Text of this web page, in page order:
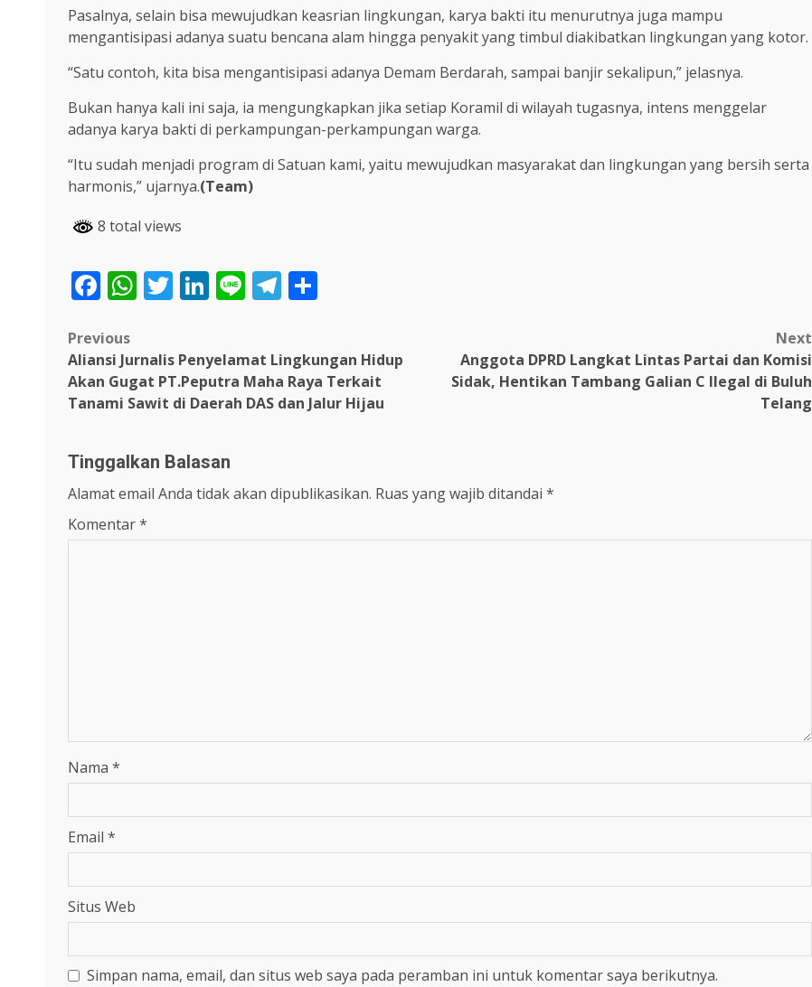
Pasalnya, selain bisa mewujudkan keasrian lingkungan, karya bakti itu menurutnya juga mampu
mengantisipasi adanya suatu bencana alam hingga penyakit yang timbul diakibatkan lingkungan yang kotor.
“Satu contoh, kita bisa mengantisipasi adanya Demam Berdarah, sampai banjir sekalipun,” jelasnya.
Bukan hanya kali ini saja, ia mengungkapkan jika setiap Koramil di wilayah tugasnya, intens menggelar
adanya karya bakti di perkampungan-perkampungan warga.
“Itu sudah menjadi program di Satuan kami, yaitu mewujudkan masyarakat dan lingkungan yang bersih serta
harmonis,” ujarnya.(Team)
8 total views
Facebook
WhatsApp
Twitter
LinkedIn
LineTelegram
Post
navigation
Previous
Aliansi Jurnalis Penyelamat Lingkungan Hidup
Akan Gugat PT.Peputra Maha Raya Terkait
Tanami Sawit di Daerah DAS dan Jalur Hijau
Next
Anggota DPRD Langkat Lintas Partai dan Komisi
Sidak, Hentikan Tambang Galian C Ilegal di Buluh
Telang
Tinggalkan Balasan
Alamat email Anda tidak akan dipublikasikan. Ruas yang wajib ditandai *
Komentar*
Nama *
Email *
Situs Web
Simpan nama, email, dan situs web saya pada peramban ini untuk komentar saya berikutnya.